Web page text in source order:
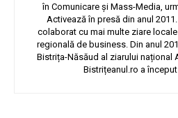
în Comunicare și Mass-Media,
Activează în presă din anul
colaborat cu mai multe ziare
regională de business. Din anul
Bistrița-Năsăud al ziarului național
Bistrițeanul.ro a început